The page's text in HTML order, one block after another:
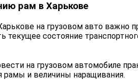
рам в Харькове
на грузовом авто важно
текущее состояние
на грузовом автомобиле
рамы и величины наращивания.